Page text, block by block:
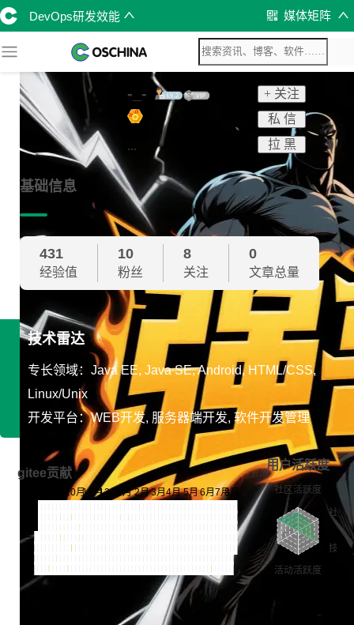
DevOps研发效能 媒体矩阵
-_-
...
+ 关注
私 信
拉 黑
基础信息
431
经验值
10
粉丝
8
关注
0
文章总量
技术雷达
专长领域：Java EE, Java SE, Android, HTML/CSS,
Linux/Unix
开发平台：WEB开发, 服务器端开发, 软件开发管理
gitee贡献
用户活跃度